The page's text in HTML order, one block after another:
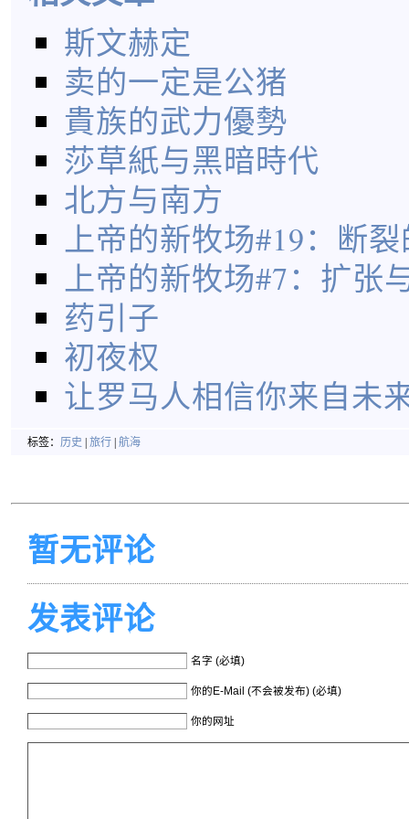
斯文赫定
卖的一定是公猪
貴族的武力優勢
莎草紙与黑暗時代
北方与南方
上帝的新牧场#19：断
上帝的新牧场#7：扩张
药引子
初夜权
让罗马人相信你来自未
标签： 历史 旅行 航海
暂无评论
发表评论
名字 (必填)
你的E-Mail (不会被发布) (必填)
你的网址